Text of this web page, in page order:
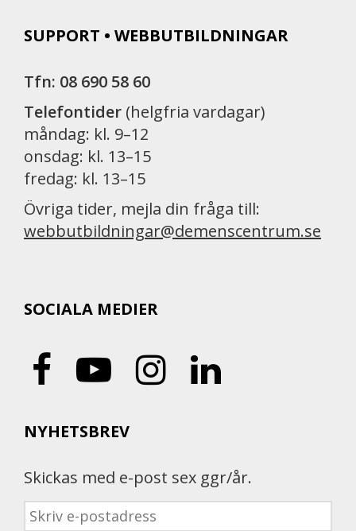
SUPPORT • WEBBUTBILDNINGAR
Tfn: 08 690 58 60
Telefontider (helgfria vardagar)
måndag: kl. 9–12
onsdag: kl. 13–15
fredag: kl. 13–15
Övriga tider, mejla din fråga till:
webbutbildningar@demenscentrum.se
SOCIALA MEDIER
NYHETSBREV
Skickas med e-post sex ggr/år.